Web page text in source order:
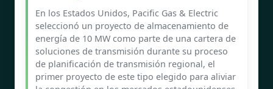
En los Estados Unidos, Pacific Gas & Electric
seleccionó un proyecto de almacenamiento de
energía de 10 MW como parte de una cartera de
soluciones de transmisión durante su proceso
de planificación de transmisión regional, el
primer proyecto de este tipo elegido para aliviar